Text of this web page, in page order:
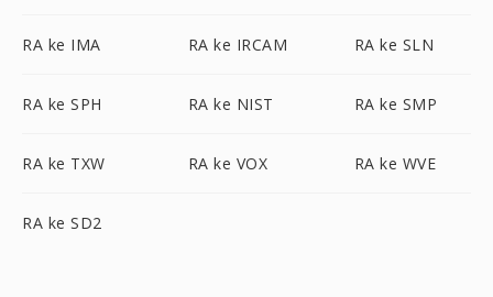
RA ke IMA RA ke IRCAM RA ke SLN
RA ke SPH RA ke NIST RA ke SMP
RA ke TXW RA ke VOX RA ke WVE
RA ke SD2